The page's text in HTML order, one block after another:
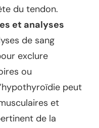
du tendon.
et analyses
de sang
exclure
ou
peut
et
de la